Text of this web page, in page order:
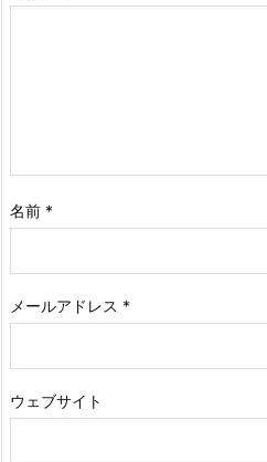
名前 *
メールアドレス *
ウェブサイト